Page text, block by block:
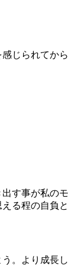
じられてか
す事が私のモ
る程の自負
。より成長し